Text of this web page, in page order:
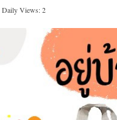
Daily Views: 2